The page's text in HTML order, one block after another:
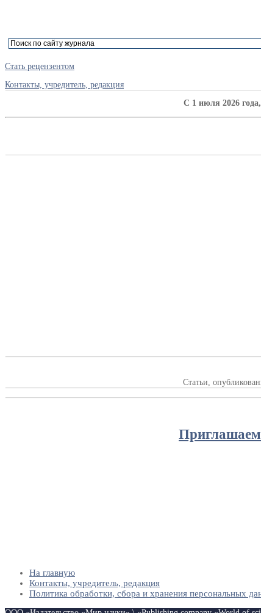
Стать рецензентом
Контакты, учредитель, редакция
C 1 июля 2026
Статьи,
Приглашаем
На главную
Контакты, учредитель, редакция
Политика обработки, сбора и хранения персональных